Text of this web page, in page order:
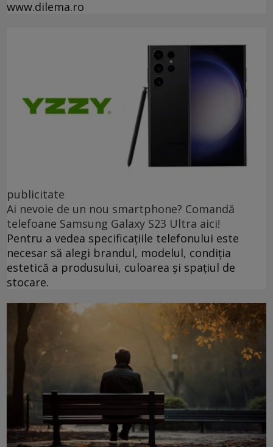
www.dilema.ro
publicitate
Ai nevoie de un nou smartphone? Comandă
telefoane Samsung Galaxy S23 Ultra aici!
Pentru a vedea specificațiile telefonului este
necesar să alegi brandul, modelul, condiția
estetică a produsului, culoarea și spațiul de
stocare.